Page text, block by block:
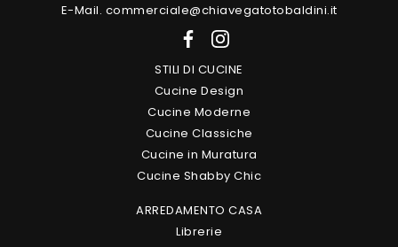
E-Mail. commerciale@chiavegatotobaldini.it
STILI DI CUCINE
Cucine Design
Cucine Moderne
Cucine Classiche
Cucine in Muratura
Cucine Shabby Chic
ARREDAMENTO CASA
Librerie